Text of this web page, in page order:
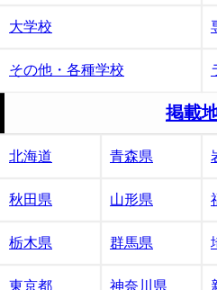
大学校
その他・各種学校
掲載
北海道 青森県
秋田県 山形県
栃木県 群馬県
東京都 神奈川県